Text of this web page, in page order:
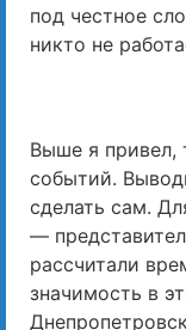
под честное
никто не
Выше я привел,
событий.
сделать сам.
—
рассчитали
значимость в